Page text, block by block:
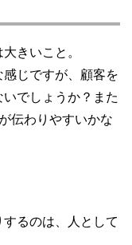
きいこと。
じですが、顧客を
でしょうか？また
伝わりやすいかな
るのは、人として